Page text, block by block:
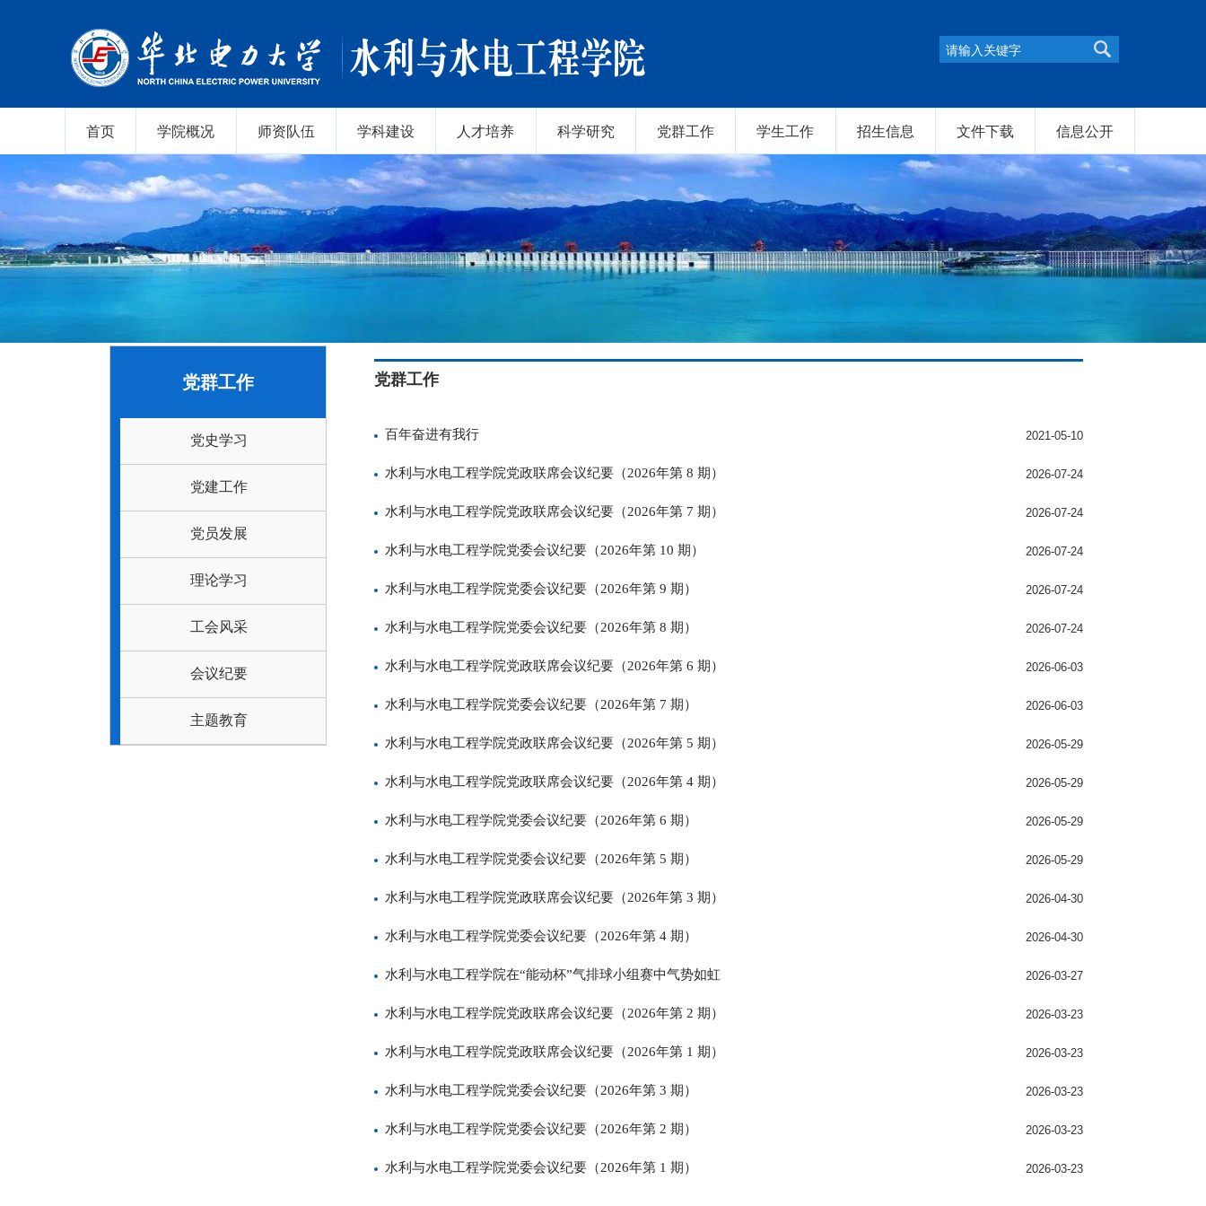
首页 学院概况 师资队伍 学科建设 人才培养 科学研究 党群工作 学生工作 招生信息 文件下载 信息公开
党群工作
党史学习
党建工作
党员发展
理论学习
工会风采
会议纪要
主题教育
党群工作
百年奋进有我行 2021-05-10
水利与水电工程学院党政联席会议纪要（2026年第 8 期） 2026-07-24
水利与水电工程学院党政联席会议纪要（2026年第 7 期） 2026-07-24
水利与水电工程学院党委会议纪要（2026年第 10 期） 2026-07-24
水利与水电工程学院党委会议纪要（2026年第 9 期） 2026-07-24
水利与水电工程学院党委会议纪要（2026年第 8 期） 2026-07-24
水利与水电工程学院党政联席会议纪要（2026年第 6 期） 2026-06-03
水利与水电工程学院党委会议纪要（2026年第 7 期） 2026-06-03
水利与水电工程学院党政联席会议纪要（2026年第 5 期） 2026-05-29
水利与水电工程学院党政联席会议纪要（2026年第 4 期） 2026-05-29
水利与水电工程学院党委会议纪要（2026年第 6 期） 2026-05-29
水利与水电工程学院党委会议纪要（2026年第 5 期） 2026-05-29
水利与水电工程学院党政联席会议纪要（2026年第 3 期） 2026-04-30
水利与水电工程学院党委会议纪要（2026年第 4 期） 2026-04-30
水利与水电工程学院在“能动杯”气排球小组赛中气势如虹 2026-03-27
水利与水电工程学院党政联席会议纪要（2026年第 2 期） 2026-03-23
水利与水电工程学院党政联席会议纪要（2026年第 1 期） 2026-03-23
水利与水电工程学院党委会议纪要（2026年第 3 期） 2026-03-23
水利与水电工程学院党委会议纪要（2026年第 2 期） 2026-03-23
水利与水电工程学院党委会议纪要（2026年第 1 期） 2026-03-23